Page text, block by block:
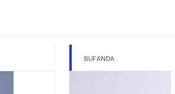
BUFANDA